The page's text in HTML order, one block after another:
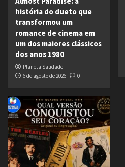
história do dueto que
transformou um
romance de cinema em
um dos maiores clássicos
dos anos 1980
Planeta Saudade
6 de agosto de 2026
0